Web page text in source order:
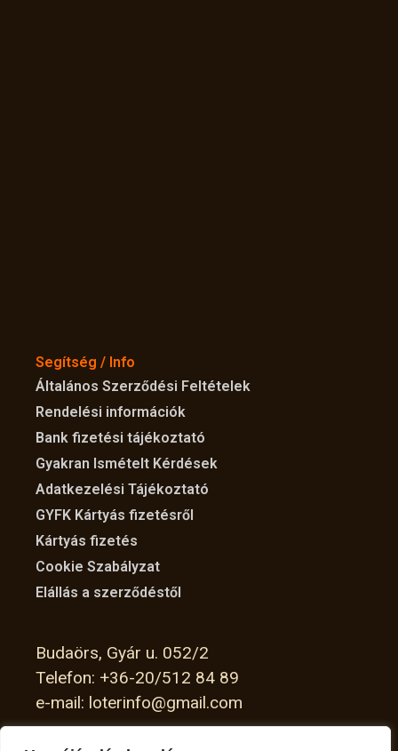
Segítség / Info
Általános Szerződési Feltételek
Rendelési információk
Bank fizetési tájékoztató
Gyakran Ismételt Kérdések
Adatkezelési Tájékoztató
GYFK Kártyás fizetésről
Kártyás fizetés
Cookie Szabályzat
Elállás a szerződéstől
Budaörs, Gyár u. 052/2
Telefon: +36-20/512 84 89
e-mail: loterinfo@gmail.com